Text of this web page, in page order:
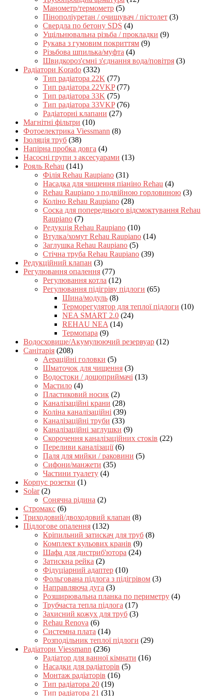
Манометр/термометр (5)
Пінополіуретан / очищувач / пістолет (3)
Свердла по бетону SDS (4)
Ущільнювальна різьба / прокладки (9)
Рукава з гумовим покриттям (9)
Різьбова шпилька/муфта (4)
Швидкороз'ємні з'єднання вода/повітря (3)
Радіатори Korado (332)
Тип радіатора 22K (77)
Тип радіатора 22VKP (77)
Тип радіатора 33K (75)
Тип радіатора 33VKP (76)
Радіаторні клапани (27)
Магнітні фільтри (10)
Фотоелектрика Viessmann (8)
Ізоляція труб (38)
Напірна пробка довга (4)
Насосні групи з аксесуарами (13)
Рояль Rehau (141)
Філія Rehau Raupiano (31)
Насадка для чищення піаніно Rehau (4)
Rehau Raupiano з подвійною горловиною (3)
Коліно Rehau Raupiano (28)
Соска для попереднього відсмоктування Rehau
Raupiano (7)
Редукція Rehau Raupiano (10)
Втулка/хомут Rehau Raupiano (14)
Заглушка Rehau Raupiano (5)
Стічна труба Rehau Raupiano (39)
Редукційний клапан (3)
Регулювання опалення (77)
Регулювання котла (12)
Регулювання підігріву підлоги (65)
Шина/модуль (8)
Терморегулятор для теплої підлоги (10)
NEA SMART 2.0 (24)
REHAU NEA (14)
Термопара (9)
Водосховище/Акумулюючий резервуар (12)
Санітарія (208)
Аераційні головки (5)
Шматочок для чищення (3)
Водостоки / дощоприймачі (13)
Мастило (4)
Пластиковий носик (2)
Каналізаційні крани (28)
Коліна каналізаційні (39)
Каналізаційні труби (33)
Каналізаційні заглушки (9)
Скорочення каналізаційних стоків (22)
Переливи каналізації (6)
Паля для мийки / раковини (5)
Сифони/манжети (35)
Частини туалету (4)
Корпус розетки (1)
Solar (2)
Сонячна рідина (2)
Стромакс (6)
Триходовий/двоходовий клапан (8)
Підлогове опалення (132)
Кріпильний затискач для труб (8)
Комплект кульових кранів (9)
Шафа для дистриб'ютора (24)
Затискна рейка (2)
Фідуціарний адаптер (10)
Фольгована підлога з підігрівом (3)
Направляюча дуга (3)
Розширювальна планка по периметру (4)
Трубчаста тепла підлога (17)
Захисний кожух для труб (3)
Rehau Renova (6)
Системна плата (14)
Розподільник теплої підлоги (29)
Радіатори Viessmann (236)
Радіатор для ванної кімнати (16)
Насадки для радіаторів (5)
Монтаж радіаторів (16)
Тип радіатора 20 (19)
Тип радіатора 21 (31)